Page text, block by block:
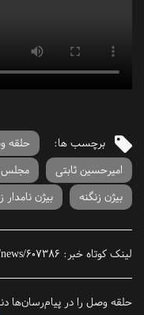
برچسب ها: حلقه
امیرحسین ثابتی
مجلس
بیژن زنگنه
بیژن نامدار
لینک کوتاه خبر: 607386
حلقه وصل را در پیام‌رسان‌ها